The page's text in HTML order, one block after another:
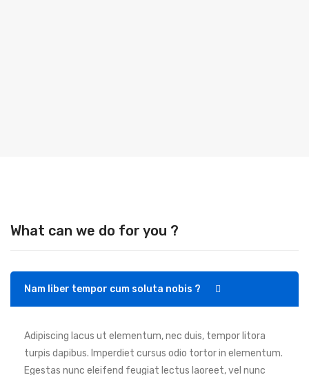
What can we do for you ?
Nam liber tempor cum soluta nobis ?
Adipiscing lacus ut elementum, nec duis, tempor litora
turpis dapibus. Imperdiet cursus odio tortor in elementum.
Egestas nunc eleifend feugiat lectus laoreet, vel nunc